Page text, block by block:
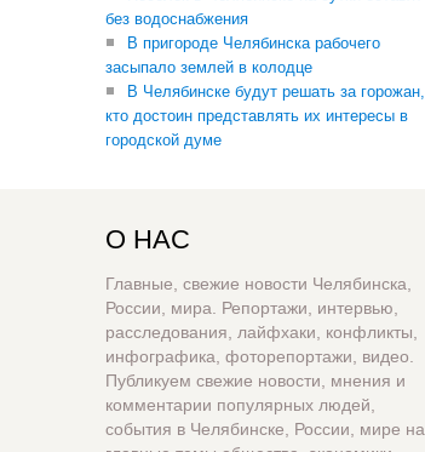
без водоснабжения
В пригороде Челябинска рабочего
засыпало землей в колодце
В Челябинске будут решать за горожан,
кто достоин представлять их интересы в
городской думе
О НАС
Главные, свежие новости Челябинска,
России, мира. Репортажи, интервью,
расследования, лайфхаки, конфликты,
инфографика, фоторепортажи, видео.
Публикуем свежие новости, мнения и
комментарии популярных людей,
события в Челябинске, России, мире на